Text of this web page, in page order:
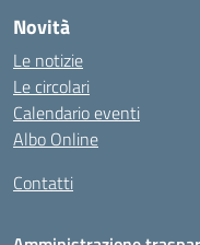
Novità
Le notizie
Le circolari
Calendario eventi
Albo Online
Contatti